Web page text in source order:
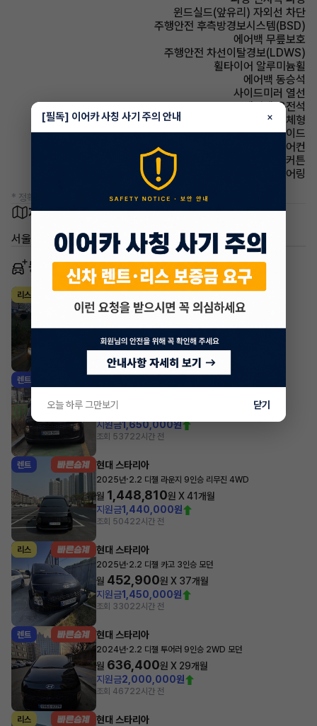
윈드실드(앞유리) 자외선 차단
주행안전 후측방경보시스템(BSD)
에어백 무릎보호
주행안전 차선이탈경보(LDWS)
휠타이어 알루미늄휠
에어백 동승석
사이드미러 열선
에어백 운전석
사이드미러 방향지시등 일체형
에어백 사이드
에어컨 수동에어컨
에어백 커튼
스티어링휠 텔레스코픽 스티어링
* 정확한 정보는 판매자와 반드시 확인하시기 바랍니다.
차량 위치
서울 구로구
동일 차종 이어카
리스 현대 스타리아
2024년·2.2 디젤 카고 5인승 모던
월527,070원 X47개월
지원금3,000,000원
조회 45922시간 전
렌트
월556,050
지원금1,650,000원
조회 53722시간 전
렌트 현대 스타리아
2025년·2.2 디젤 라운지 9인승 리무진 4WD
월 1,448,810원 X41개월
지원금1,440,000원
조회 50422시간 전
리스 현대 스타리아
2025년·2.2 디젤 카고 3인승 모던
월 452,900원 X 37개월
지원금1,450,000원
조회 33022시간 전
렌트 현대 스타리아
2024년·2.2 디젤 투어러 9인승 2WD 모던
월 636,400원 X 29개월
지원금2,000,000원
조회 46722시간 전
리스 현대 스타리아
[필독] 이어카 사칭 사기 주의 안내 ×
오늘 하루 그만보기 닫기